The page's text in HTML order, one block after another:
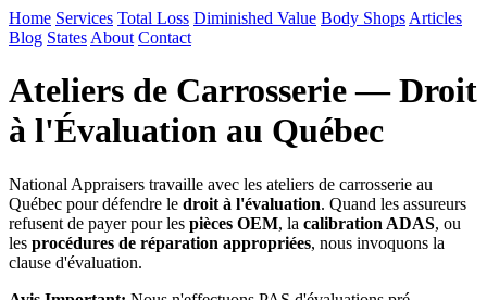
Home Services Total Loss Diminished Value Body Shops Articles
Blog States About Contact
Ateliers de Carrosserie — Droit
à l'Évaluation au Québec
National Appraisers travaille avec les ateliers de carrosserie au
Québec pour défendre le droit à l'évaluation. Quand les assureurs
refusent de payer pour les pièces OEM, la calibration ADAS, ou
les procédures de réparation appropriées, nous invoquons la
clause d'évaluation.